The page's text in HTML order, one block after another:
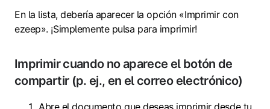
En la lista, debería aparecer la opción «Imprimir con
ezeep». ¡Simplemente pulsa para imprimir!
Imprimir cuando no aparece el botón de
compartir (p. ej., en el correo electrónico)